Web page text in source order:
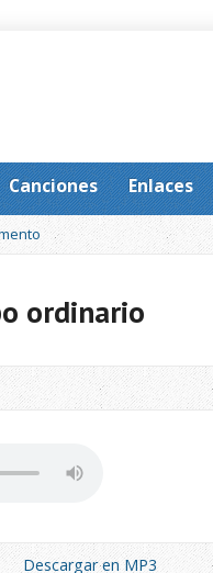
Canciones Enlaces
ordinario
Descargar en MP3